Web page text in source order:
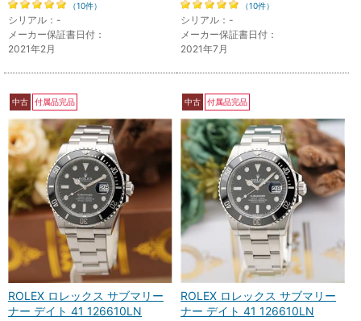
（10件）
シリアル：-
メーカー保証書日付：
2021年2月
（10件）
シリアル：-
メーカー保証書日付：
2021年7月
中古 付属品完品
ROLEX ロレックス サブマリー
ナー デイト 41 126610LN
中古 付属品完品
ROLEX ロレックス サブマリー
ナー デイト 41 126610LN